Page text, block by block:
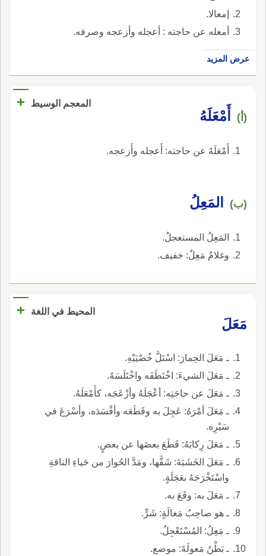
إمعالا.
أمعله عن حاجته : أعجله وأزعجه وصرفه.
عرض المزيد
المعجم الوسيط +
(أ) أَمْعَلَهُ
أَمْعَلَهُ عن حاجته: أَعجله وأَزعجه.
(ب) المَعِلُ
المَعِلُ المستعجلُ.
وغلامٌ مَعِلٌ: خفيف.
المحيط في اللغة
+
مَعَلَ
ـ مَعَلَ الحِمارَ: اسْتَلَّ خُصْيَيْهِ.
ـ مَعَلَ الشيءَ: اخْتَطَفَه واخْتَلَسَهُ.
ـ مَعَلَ عن حاجَتِه: أعْجَلَهُ وأزْعَجَه، كأَمْعَلَهُ.
ـ مَعَلَ أمْرَهُ: عَجِلَ به وقَطَعَه وأفْسَدَه، وأسْرَعَ في
سَيْرِه.
ـ مَعَلَ رِكابَهُ: قَطَعَ بعضَها عن بعضٍ.
ـ مَعَلَ الخَشَبَةَ: شَقَّها، ومَدَّ الحُوارَ من حَياءِ الناقةِ
واسْتَخْرَجَهُ بعَجَلَةٍ.
ـ مَعَلَ به: وقَعَ به.
ـ هو صاحِبُ مَعالَةٍ: شَرٍّ.
ـ مَعِلُ: المُسْتَعْجِلُ.
ـ بَطْنُ مَعولَةَ: موضع.